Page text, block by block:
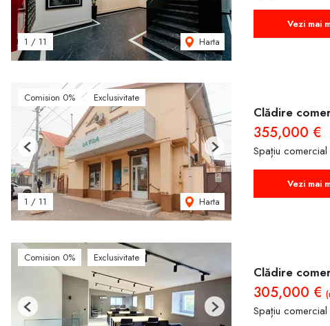
1 / 11 Harta
Vezi mai
Comision 0% Exclusivitate
1 / 11 Harta
Previous Next
Clădire
355,000 €
Spațiu
Vezi mai
Comision 0% Exclusivitate
Previous Next
Clădire
305,000 €
Spațiu